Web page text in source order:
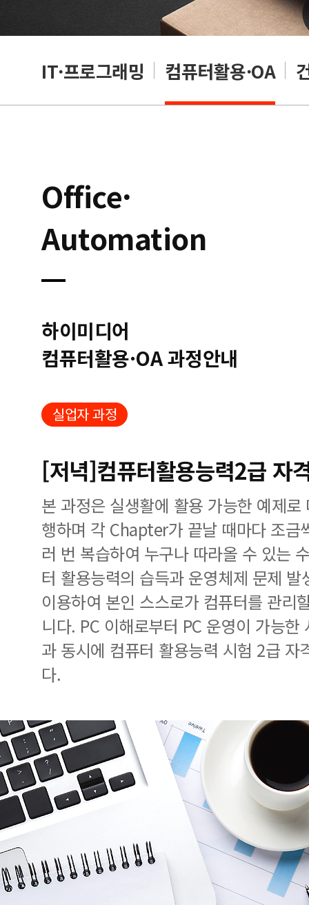
IT·프로그래밍 컴퓨터활용·OA
Office·
Automation
하이미디어
컴퓨터활용·OA 과정안내
실업자 과정
[저녁]컴퓨터활용능력2급 자
본 과정은 실생활에 활용 가능한 예제
행하며 각 Chapter가 끝날 때마다 조금
러 번 복습하여 누구나 따라올 수 있는
터 활용능력의 습득과 운영체제 문제
이용하여 본인 스스로가 컴퓨터를 관리
니다. PC 이해로부터 PC 운영이 가능
과 동시에 컴퓨터 활용능력 시험 2급 자
다.